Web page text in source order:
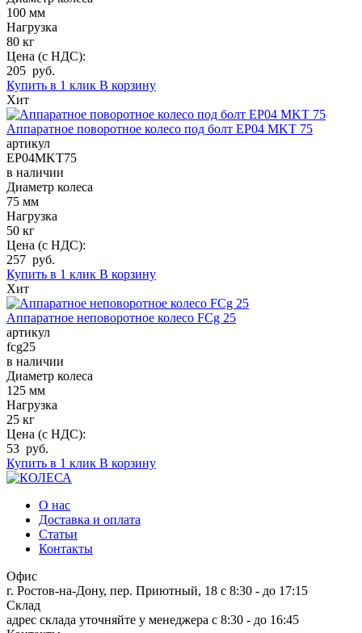
100 мм
Нагрузка
80 кг
Цена (с НДС):
205 руб.
Купить в 1 клик В корзину
Хит
Аппаратное поворотное колесо под болт EP04 MKT 75
артикул
EP04MKT75
в наличии
Диаметр колеса
75 мм
Нагрузка
50 кг
Цена (с НДС):
257 руб.
Купить в 1 клик В корзину
Хит
Аппаратное неповоротное колесо FCg 25
артикул
fcg25
в наличии
Диаметр колеса
125 мм
Нагрузка
25 кг
Цена (с НДС):
53 руб.
Купить в 1 клик В корзину
О нас
Доставка и оплата
Статьи
Контакты
Офис
г. Ростов-на-Дону, пер. Приютный, 18 c 8:30 - до 17:15
Склад
адрес склада уточняйте у менеджера c 8:30 - до 16:45